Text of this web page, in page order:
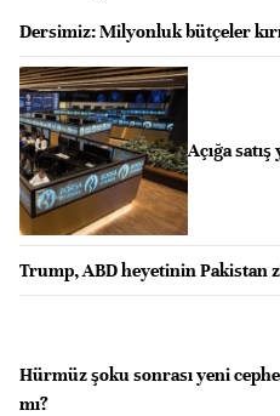
Dersimiz: Milyonluk bütçeler
Açığa satış
Trump, ABD heyetinin Pakistan
Hürmüz şoku sonrası yeni
mı?